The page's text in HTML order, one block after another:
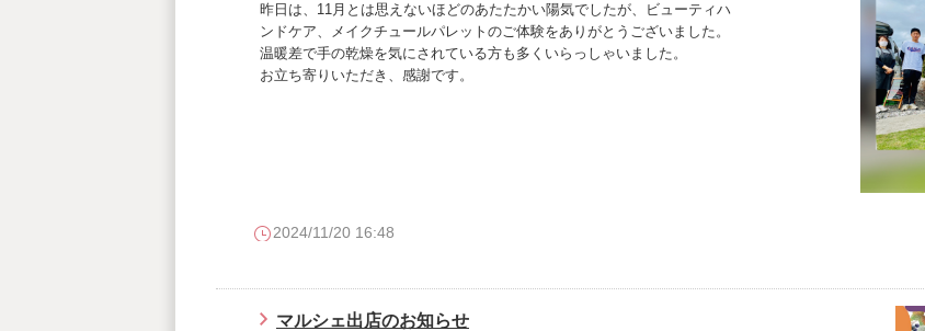
昨日は、11月とは思えないほどのあたたかい陽気でしたが、ビューティハ
ンドケア、メイクチュールパレットのご体験をありがとうございました。
温暖差で手の乾燥を気にされている方も多くいらっしゃいました。
お立ち寄りいただき、感謝です。
2024/11/20 16:48
マルシェ出店のお知らせ